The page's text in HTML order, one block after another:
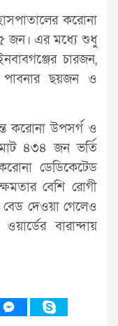
করোনা
জন। এর মধ্যে শুধু
চারজন,
পাবনার ছয়জন ও
করোনা উপসর্গ ও
৪৩৪ জন ভর্তি
ডেডিকেটেড
বেশি রোগী
বেড দেওয়া গেলেও
বারান্দায়